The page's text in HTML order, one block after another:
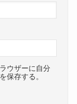
ウザーに自分
保存する。